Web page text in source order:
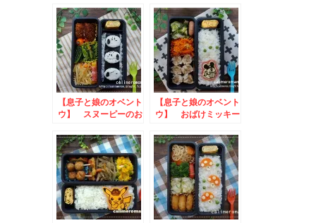
【息子と娘のオベント
ウ】 スヌーピーのお
【息子と娘のオベント
ウ】 おばけミッキー